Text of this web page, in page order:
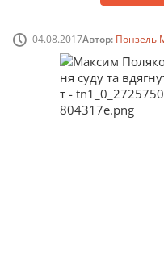
04.08.2017Автор: Понзель